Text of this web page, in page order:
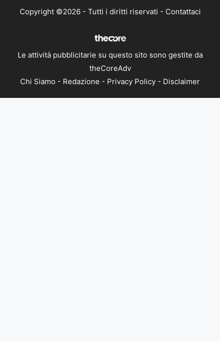
Copyright ©2026 - Tutti i diritti riservati - Contattaci
Le attività pubblicitarie su questo sito sono gestite da
theCoreAdv
Chi Siamo - Redazione - Privacy Policy - Disclaimer